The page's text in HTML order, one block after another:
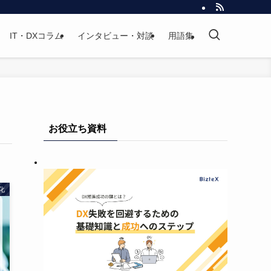
IT・DXコラム インタビュー・対談 用語集
お役立ち資料